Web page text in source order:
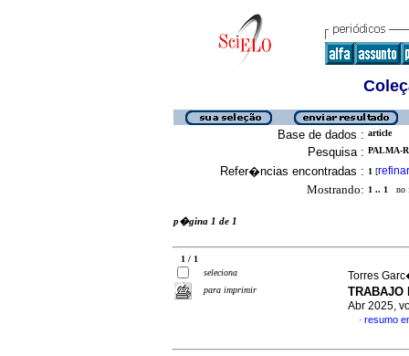
Base de dados : article
Pesquisa : PALMA-
Refer�ncias encontradas : 1 [refinar
Mostrando: 1 .. 1 no
p�gina 1 de 1
1 / 1
seleciona
para imprimir
Torres
Abr 2025,
· resumo